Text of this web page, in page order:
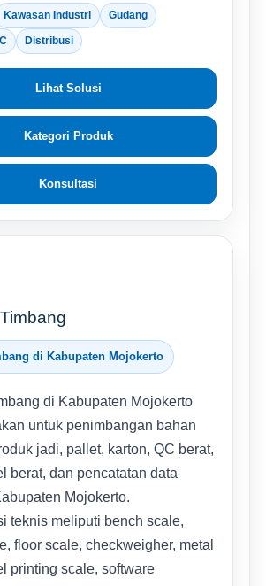
Kawasan Industri Gudang
Distribusi
Lihat Solusi
Kategori Produk
Konsultasi
di Kabupaten Mojokerto
di Kabupaten Mojokerto
untuk penimbangan bahan
jadi, pallet, karton, QC berat,
berat, dan pencatatan data
Mojokerto.
teknis meliputi bench scale,
floor scale, checkweigher, metal
printing scale, software